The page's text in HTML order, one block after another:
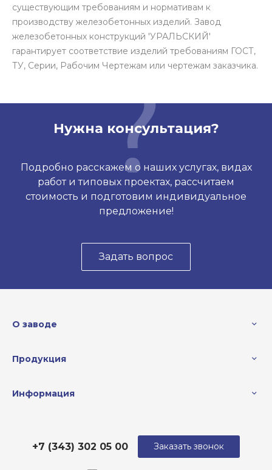
существующим требованиям и нормативам к
производству железобетонных изделий. Завод
железобетонных конструкций 'УРАЛЬСКИЙ'
гарантирует соответствие изделий требованиям ГОСТ,
ТУ, Серии, Рабочим Чертежам или чертежам заказчика.
Нужна консультация?
Подробно расскажем о наших услугах, видах
работ и типовых проектах, рассчитаем
стоимость и подготовим индивидуальное
предложение!
Задать вопрос
О заводе
Продукция
Информация
+7 (343) 302 05 00 Заказать звонок